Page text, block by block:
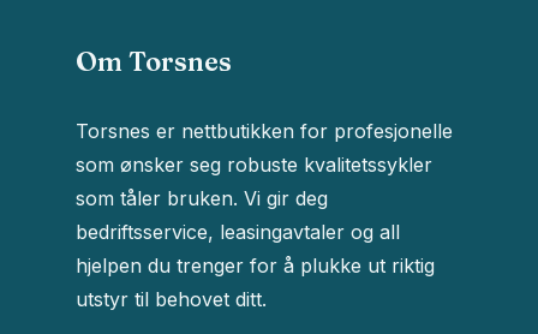
Du har ingen produkter i
handlekurven.
Go To Shop
Om Torsnes
Torsnes er nettbutikken for profesjonelle
som ønsker seg robuste kvalitetssykler
som tåler bruken. Vi gir deg
bedriftsservice, leasingavtaler og all
hjelpen du trenger for å plukke ut riktig
utstyr til behovet ditt.